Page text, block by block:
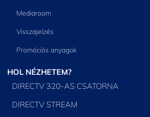
Mediaroom
Visszajelzés
Promóciós anyagok
HOL NÉZHETEM?
DIRECTV 320-AS CSATORNA
DIRECTV STREAM